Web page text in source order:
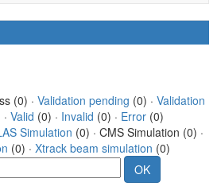
(0) · Validation pending (0) · Validation
Valid (0) · Invalid (0) · Error (0)
Simulation (0) · CMS Simulation (0) ·
(0) · Xtrack beam simulation (0)